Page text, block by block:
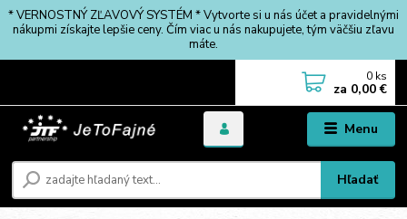
* VERNOSTNÝ ZĽAVOVÝ SYSTÉM * Vytvorte si u nás účet a pravidelnými
nákupmi získajte lepšie ceny. Čím viac u nás nakupujete, tým väčšiu zľavu
máte.
Menu
Hľadať
0 ks
za 0,00 €